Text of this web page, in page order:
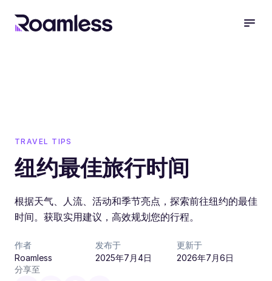
TRAVEL TIPS
纽约最佳旅行时间
根据天气、人流、活动和季节亮点，探索前往纽约的最佳
时间。获取实用建议，高效规划您的行程。
作者
Roamless
发布于
2025年7月4日
更新于
2026年7月6日
分享至